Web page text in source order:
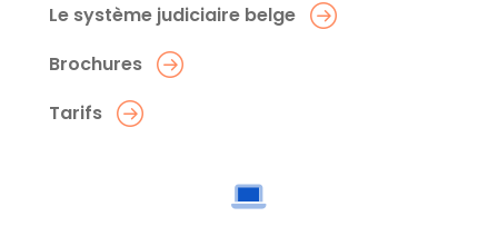
Le système judiciaire belge
Brochures
Tarifs